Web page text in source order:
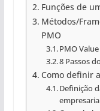
Funções de
Métodos/
PMO
PMO
8 Passos
Como definir
Definição